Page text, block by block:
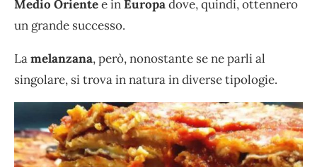
Medio Orientee inEuropadove, quindi, ottennero
un grande successo.
Lamelanzana, però, nonostante se ne parli al
singolare, si trova in natura in diverse tipologie.